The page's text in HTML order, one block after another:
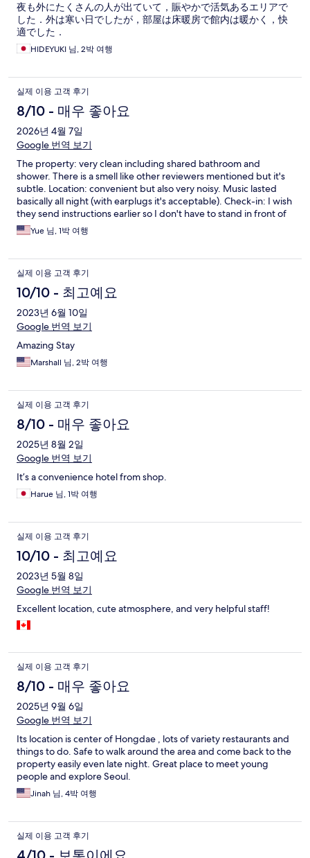
夜も外にたくさんの人が出ていて，賑やかで活気あるエリアで
した．外は寒い日でしたが，部屋は床暖房で館内は暖かく，快
適でした．
HIDEYUKI 님, 2박 여행
실제 이용 고객 후기
8/10 - 매우 좋아요
2026년 4월 7일
Google 번역 보기
The property: very clean including shared bathroom and
shower. There is a smell like other reviewers mentioned but it's
subtle. Location: convenient but also very noisy. Music lasted
basically all night (with earplugs it's acceptable). Check-in: I wish
they send instructions earlier so I don't have to stand in front of
the entrance and send passport info, but they respond quickly.
Summary: I still think it's a great option for a short stay, especially
Yue 님, 1박 여행
실제 이용 고객 후기
10/10 - 최고예요
2023년 6월 10일
Google 번역 보기
Amazing Stay
Marshall 님, 2박 여행
실제 이용 고객 후기
8/10 - 매우 좋아요
2025년 8월 2일
Google 번역 보기
It’s a convenience hotel from shop.
Harue 님, 1박 여행
실제 이용 고객 후기
10/10 - 최고예요
2023년 5월 8일
Google 번역 보기
Excellent location, cute atmosphere, and very helpful staff!
실제 이용 고객 후기
8/10 - 매우 좋아요
2025년 9월 6일
Google 번역 보기
Its location is center of Hongdae , lots of variety restaurants and
things to do. Safe to walk around the area and come back to the
property easily even late night. Great place to meet young
people and explore Seoul.
Jinah 님, 4박 여행
실제 이용 고객 후기